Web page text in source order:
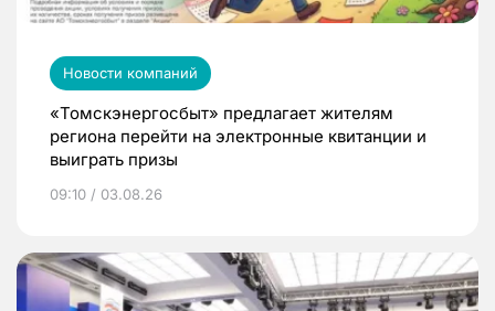
Новости компаний
«Томскэнергосбыт» предлагает жителям
региона перейти на электронные квитанции и
выиграть призы
09:10 / 03.08.26